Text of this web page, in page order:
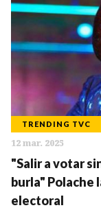
TRENDING TVC
12 mar. 2025
"Salir a votar
burla" Polache
electoral